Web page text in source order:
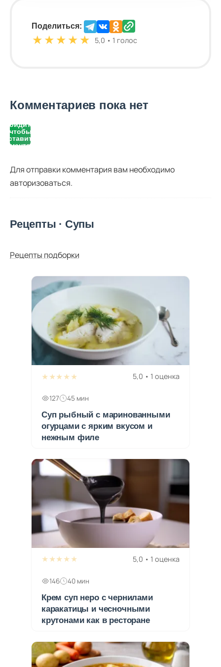
Поделиться:
★ ★ ★ ★ ★ 5,0 • 1 голос
Комментариев пока нет
Войдите,
чтобы
оставить
Для отправки комментария вам необходимо
авторизоваться.
Рецепты · Супы
Рецепты подборки
★★★★★ 5,0 • 1 оценка
127 45 мин
Суп рыбный с маринованными
огурцами с ярким вкусом и
нежным филе
★★★★★ 5,0 • 1 оценка
146 40 мин
Крем суп неро с чернилами
каракатицы и чесночными
крутонами как в ресторане